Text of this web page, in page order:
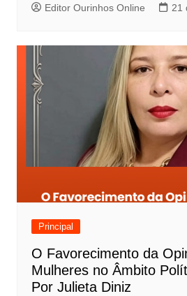
Editor Ourinhos Online 21
Principal
O Favorecimento da
Mulheres no Âmbito
Por Julieta Diniz